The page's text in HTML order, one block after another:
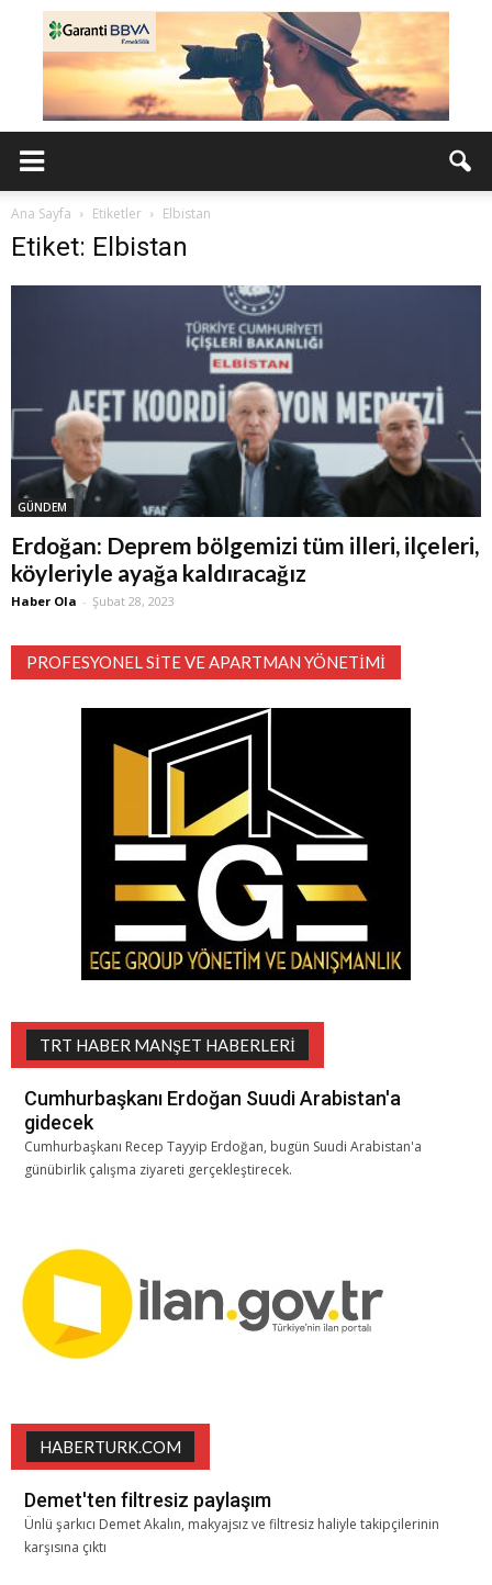
Ana Sayfa Etiketler Elbistan
Etiket: Elbistan
GÜNDEM
Erdoğan: Deprem bölgemizi tüm illeri, ilçeleri,
köyleriyle ayağa kaldıracağız
Haber Ola - Şubat 28, 2023
PROFESYONEL SITE VE APARTMAN YÖNETIMI
TRT HABER MANŞET HABERLERI
Cumhurbaşkanı Erdoğan Suudi Arabistan'a
gidecek
Cumhurbaşkanı Recep Tayyip Erdoğan, bugün Suudi Arabistan'a
günübirlik çalışma ziyareti gerçekleştirecek.
HABERTURK.COM
Demet'ten filtresiz paylaşım
Ünlü şarkıcı Demet Akalın, makyajsız ve filtresiz haliyle takipçilerinin
karşısına çıktı